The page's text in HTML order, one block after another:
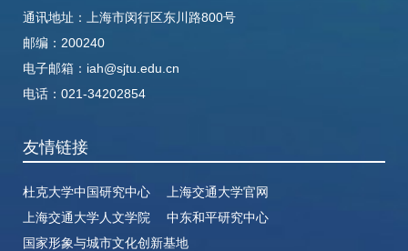
通讯地址：
上海市闵行区东川路800号
邮编：200240
电子邮箱： iah@sjtu.edu.cn
电话： 021-34202854
友情链接
杜克大学中国研究中心
上海交通大学官网
上海交通大学人文学院
中东和平研究中心
国家形象与城市文化创新基地